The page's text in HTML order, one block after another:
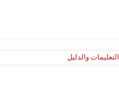
التعليمات والدليل